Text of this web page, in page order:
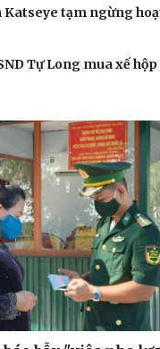
Katseye tạm ngừng
Tự Long mua xế